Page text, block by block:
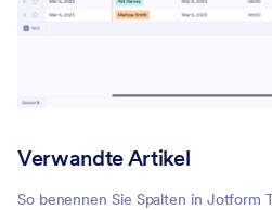
Verwandte Artikel
So benennen Sie Spalten in Jotform